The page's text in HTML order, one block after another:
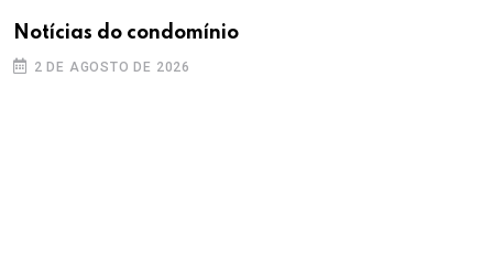
Notícias do condomínio
2 DE AGOSTO DE 2026